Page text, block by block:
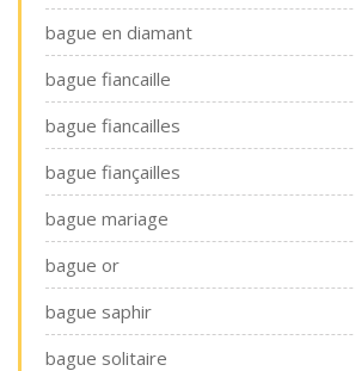
bague en diamant
bague fiancaille
bague fiancailles
bague fiançailles
bague mariage
bague or
bague saphir
bague solitaire